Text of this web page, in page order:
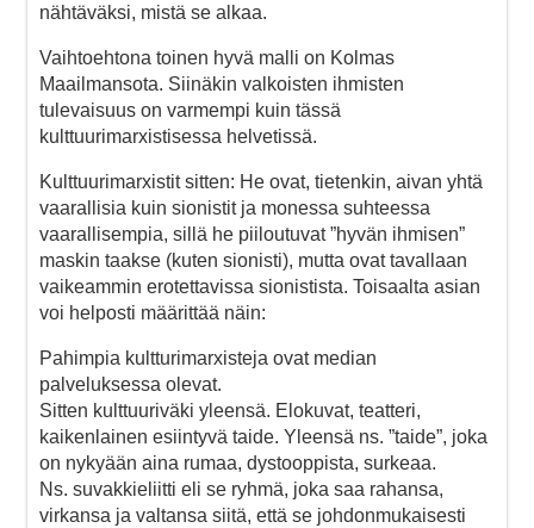
nähtäväksi, mistä se alkaa.
Vaihtoehtona toinen hyvä malli on Kolmas
Maailmansota. Siinäkin valkoisten ihmisten
tulevaisuus on varmempi kuin tässä
kulttuurimarxistisessa helvetissä.
Kulttuurimarxistit sitten: He ovat, tietenkin, aivan yhtä
vaarallisia kuin sionistit ja monessa suhteessa
vaarallisempia, sillä he piiloutuvat ”hyvän ihmisen”
maskin taakse (kuten sionisti), mutta ovat tavallaan
vaikeammin erotettavissa sionistista. Toisaalta asian
voi helposti määrittää näin:
Pahimpia kultturimarxisteja ovat median
palveluksessa olevat.
Sitten kulttuuriväki yleensä. Elokuvat, teatteri,
kaikenlainen esiintyvä taide. Yleensä ns. ”taide”, joka
on nykyään aina rumaa, dystooppista, surkeaa.
Ns. suvakkieliitti eli se ryhmä, joka saa rahansa,
virkansa ja valtansa siitä, että se johdonmukaisesti